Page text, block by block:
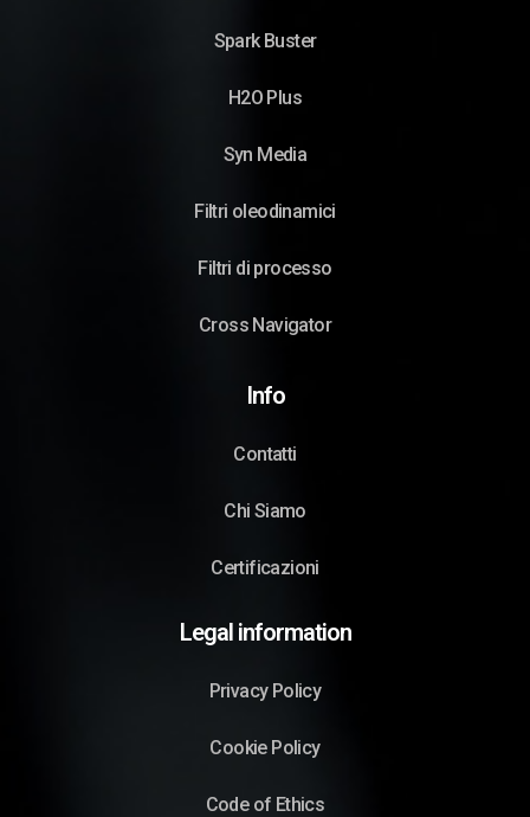
Spark Buster
H2O Plus
Syn Media
Filtri oleodinamici
Filtri di processo
Cross Navigator
Info
Contatti
Chi Siamo
Certificazioni
Legal information
Privacy Policy
Cookie Policy
Code of Ethics